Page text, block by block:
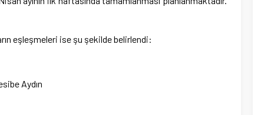
eşleşmeleri ise şu şekilde belirlendi:
Aydın